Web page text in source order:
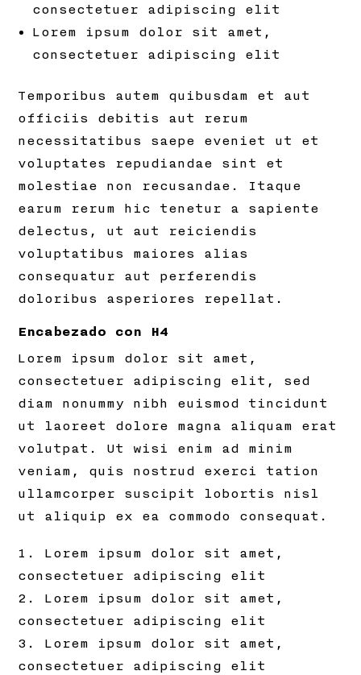
consectetuer adipiscing elit
Lorem ipsum dolor sit amet,
consectetuer adipiscing elit
Temporibus autem quibusdam et aut
officiis debitis aut rerum
necessitatibus saepe eveniet ut et
voluptates repudiandae sint et
molestiae non recusandae. Itaque
earum rerum hic tenetur a sapiente
delectus, ut aut reiciendis
voluptatibus maiores alias
consequatur aut perferendis
doloribus asperiores repellat.
Encabezado con H4
Lorem ipsum dolor sit amet,
consectetuer adipiscing elit, sed
diam nonummy nibh euismod tincidunt
ut laoreet dolore magna aliquam erat
volutpat. Ut wisi enim ad minim
veniam, quis nostrud exerci tation
ullamcorper suscipit lobortis nisl
ut aliquip ex ea commodo consequat.
Lorem ipsum dolor sit amet,
consectetuer adipiscing elit
Lorem ipsum dolor sit amet,
consectetuer adipiscing elit
Lorem ipsum dolor sit amet,
consectetuer adipiscing elit